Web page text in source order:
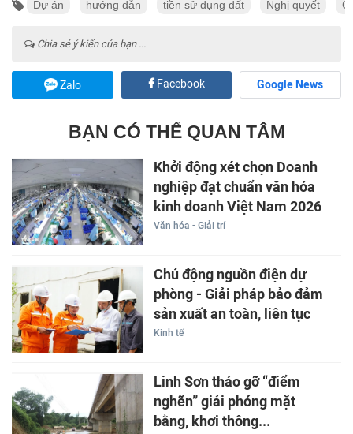
Dự án hướng dẫn tiền sử dụng đất Nghị quyết
Chia sẻ ý kiến của bạn ...
Zalo Facebook Google News
BẠN CÓ THỂ QUAN TÂM
Khởi động xét chọn Doanh
nghiệp đạt chuẩn văn hóa
kinh doanh Việt Nam 2026
Văn hóa - Giải trí
Chủ động nguồn điện dự
phòng - Giải pháp bảo đảm
sản xuất an toàn, liên tục
Kinh tế
Linh Sơn tháo gỡ “điểm
nghẽn” giải phóng mặt
bằng, khơi thông...